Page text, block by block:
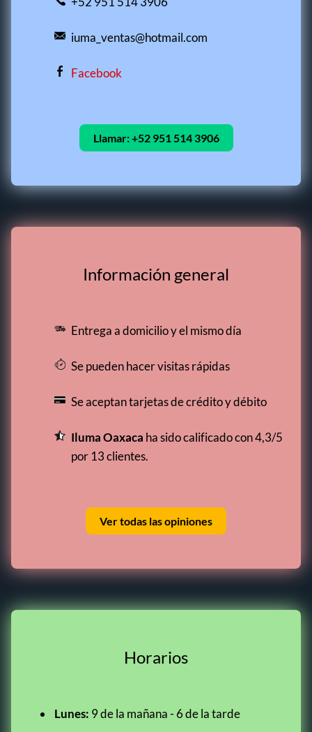
iuma_ventas@hotmail.com
Facebook
Llamar:+52 951 514 3906
Información general
Entrega a domicilio y el mismo día
Se pueden hacer visitas rápidas
Se aceptan tarjetas de crédito y débito
Iluma Oaxaca ha sido calificado con 4,3/5
por 13 clientes.
Ver todas las opiniones
Horarios
Lunes: 9 de la mañana - 6 de la tarde